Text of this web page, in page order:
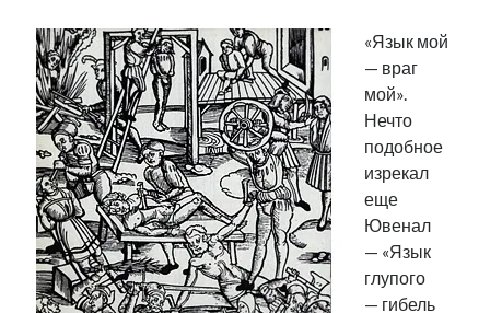
«Язык мой
— враг
мой».
Нечто
подобное
изрекал
еще
Ювенал
— «Язык
глупого
— гибель